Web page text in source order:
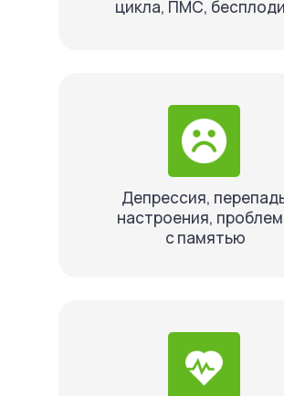
цикла, ПМС,
Депрессия,
настроения,
с памятью